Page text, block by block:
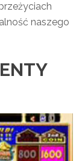
naszego